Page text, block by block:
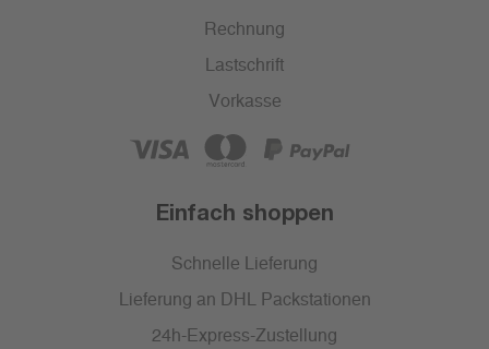
Rechnung
Lastschrift
Vorkasse
Einfach shoppen
Schnelle Lieferung
Lieferung an DHL Packstationen
24h-Express-Zustellung